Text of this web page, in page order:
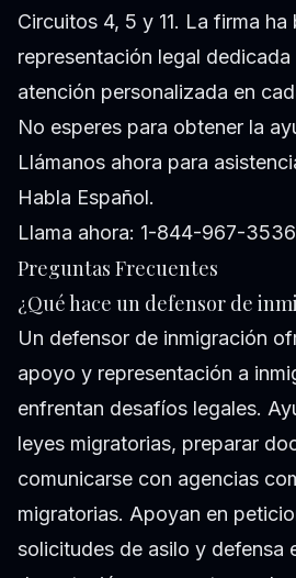
Circuitos 4, 5 y 11. La firma ha
representación legal dedicada
atención personalizada en
No esperes para obtener la
Llámanos ahora para
Habla Español.
Llama ahora: 1-844-967-3536
Preguntas Frecuentes
¿Qué hace un defensor de
Un defensor de inmigración
apoyo y representación a
enfrentan desafíos legales.
leyes migratorias, preparar
comunicarse con agencias
migratorias. Apoyan en
solicitudes de asilo y defensa